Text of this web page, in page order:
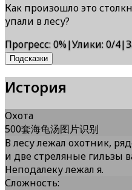
Как произошло это
упали в лесу?
Прогресс:0%|Улики:0/4|
Подсказки
История
Охота
500套海龟汤图片识别
В лесу лежал охотник,
и две стреляные гильзы
Неподалеку лежал я.
Сложность: